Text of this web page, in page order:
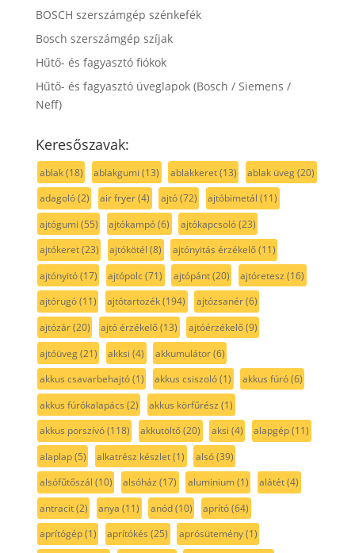
BOSCH szerszámgép szénkefék
Bosch szerszámgép szíjak
Hűtő- és fagyasztó fiókok
Hűtő- és fagyasztó üveglapok (Bosch / Siemens /
Neff)
Keresőszavak:
ablak(18) ablakgumi (13) ablakkeret(13) ablak üveg(20)
adagoló(2) air fryer(4) ajtó(72) ajtóbimetál (11)
ajtógumi (55) ajtókampó(6) ajtókapcsoló(23)
ajtókeret(23) ajtókötél (8) ajtónyitás érzékelő(11)
ajtónyitó(17) ajtópolc(71) ajtópánt(20) ajtóretesz (16)
ajtórugó(11) ajtótartozék(194) ajtózsanér(6)
ajtózár(20) ajtó érzékelő(13) ajtóérzékelő(9)
ajtóüveg(21) akksi (4) akkumulátor(6)
akkus csavarbehajtó(1) akkus csiszoló(1) akkus fúró(6)
akkus fúrókalapács (2) akkus körfűrész (1)
akkus porszívó(118) akkutöltő(20) aksi (4) alapgép(11)
alaplap(5) alkatrész készlet(1) alsó(39)
alsófűtőszál (10) alsóház (17) aluminium(1) alátét(4)
antracit(2) anya (11) anód(10) aprító(64)
aprítógép(1) aprítókés (25) aprósütemény(1)